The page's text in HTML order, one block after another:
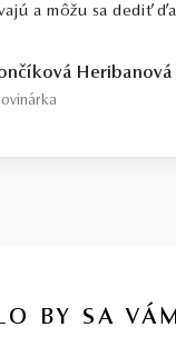
a môžu sa dediť
Heribanová
BY SA